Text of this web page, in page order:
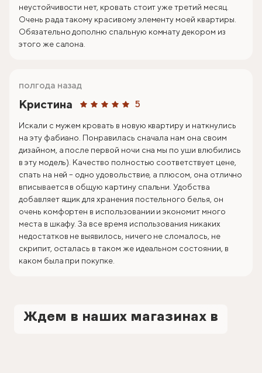
неустойчивости нет, кровать стоит уже третий месяц.
Очень рада такому красивому элементу моей квартиры.
Обязательно дополню спальную комнату декором из
этого же салона.
Кристина 5
полгода назад
Искали с мужем кровать в новую квартиру и наткнулись
на эту фабиано. Понравилась сначала нам она своим
дизайном, а после первой ночи сна мы по уши влюбились
в эту модель). Качество полностью соответствует цене,
спать на ней – одно удовольствие, а плюсом, она отлично
вписывается в общую картину спальни. Удобства
добавляет ящик для хранения постельного белья, он
очень комфортен в использовании и экономит много
места в шкафу. За все время использования никаких
недостатков не выявилось, ничего не сломалось, не
скрипит, осталась в таком же идеальном состоянии, в
каком была при покупке.
Ждем в наших магазинах в